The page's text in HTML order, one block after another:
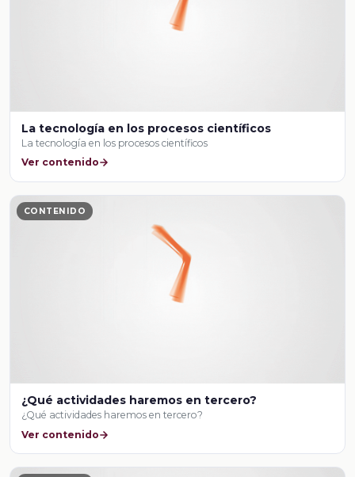
La tecnología en los procesos científicos
La tecnología en los procesos científicos
Ver contenido
CONTENIDO
¿Qué actividades haremos en tercero?
¿Qué actividades haremos en tercero?
Ver contenido